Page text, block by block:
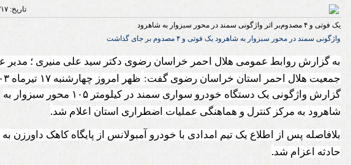
تاریخ:
یک فوتی و ۴ مصدوم‌بر اثر واژگونی سمند در محور سبزوار به شاهرود
واژگونی سمند در محور سبزوار به شاهرود یک فوتی و ۴ مصدوم‌ بر جای گذاشت
به گزارش روابط عمومی هلال احمر خراسان رضوی دکتر سید علی منیری ؛ مدیر
جمعیت هلال احمر استان خراسان رضوی گفت: ظهر امروز چهارشنبه ۱۷ تیرماه
گزارش واژگونی یک دستگاه خودرو سواری سمند در کیلومتر ۱۰۵ محور سبزوار به
شاهرود به مرکز کنترل و هماهنگی عملیات اضطراری استان اعلام شد‌.
بلافاصله پس از اطلاع یک تیم امدادی با خودرو آمبولانس از پایگاه کاهک داورزن
حادثه اعزام شد.